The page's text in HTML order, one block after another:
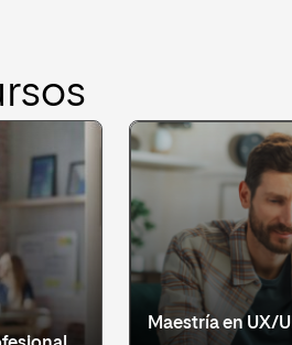
Maestría en UX/UI